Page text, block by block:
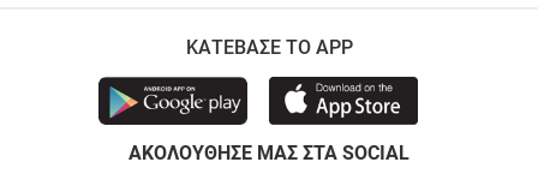
ΚΑΤΕΒΑΣΕ ΤΟ APP
ΑΚΟΛΟΥΘΗΣΕ ΜΑΣ ΣΤΑ SOCIAL